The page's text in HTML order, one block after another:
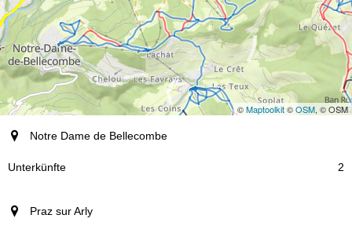
©Maptoolkit©OSM, © OSM
Ort
Unterkünfte
Notre Dame de Bellecombe
2
Praz sur Arly